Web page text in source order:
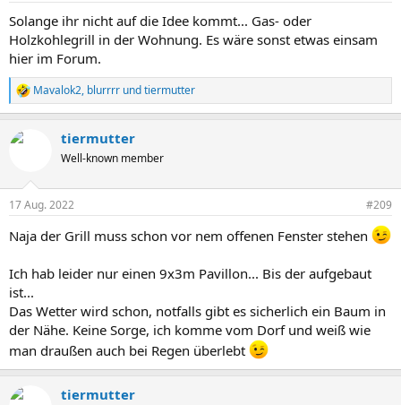
Solange ihr nicht auf die Idee kommt... Gas- oder
Holzkohlegrill in der Wohnung. Es wäre sonst etwas einsam
hier im Forum.
R
e
k
e
:
Mavalok2, blurrrr undtiermutter
tiermutter
Well-known member
17 Aug. 2022 #209
Naja der Grill muss schon vor nem offenen Fenster stehen
Ich hab leider nur einen 9x3m Pavillon... Bis der aufgebaut
ist...
Das Wetter wird schon, notfalls gibt es sicherlich ein Baum in
der Nähe. Keine Sorge, ich komme vom Dorf und weiß wie
man draußen auch bei Regen überlebt
tiermutter